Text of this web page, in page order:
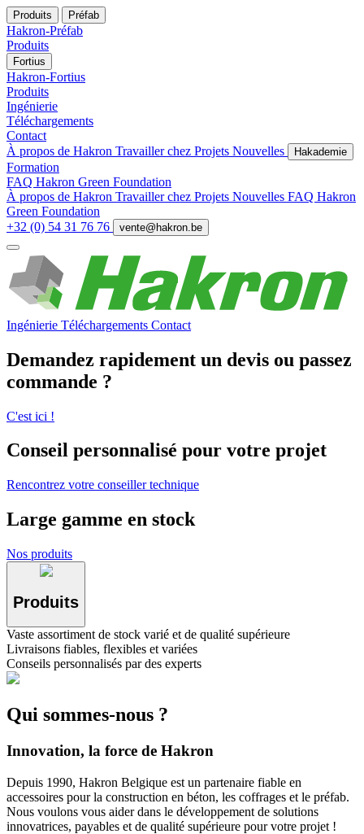
Produits Préfab
Hakron-Préfab
Produits
Fortius
Hakron-Fortius
Produits
Ingénierie
Téléchargements
Contact
À propos de Hakron Travailler chez Projets Nouvelles Hakademie
Formation
FAQ Hakron Green Foundation
À propos de Hakron Travailler chez Projets Nouvelles FAQ Hakron
Green Foundation
+32 (0) 54 31 76 76
vente@hakron.be
Ingénierie Téléchargements Contact
Demandez rapidement un devis ou passez
commande ?
C'est ici !
Conseil personnalisé pour votre projet
Rencontrez votre conseiller technique
Large gamme en stock
Nos produits
Produits
Vaste assortiment de stock varié et de qualité supérieure
Livraisons fiables, flexibles et variées
Conseils personnalisés par des experts
Qui sommes-nous ?
Innovation, la force de Hakron
Depuis 1990, Hakron Belgique est un partenaire fiable en
accessoires pour la construction en béton, les coffrages et le préfab.
Nous voulons vous aider dans le développement de solutions
innovatrices, payables et de qualité supérieure pour votre projet !